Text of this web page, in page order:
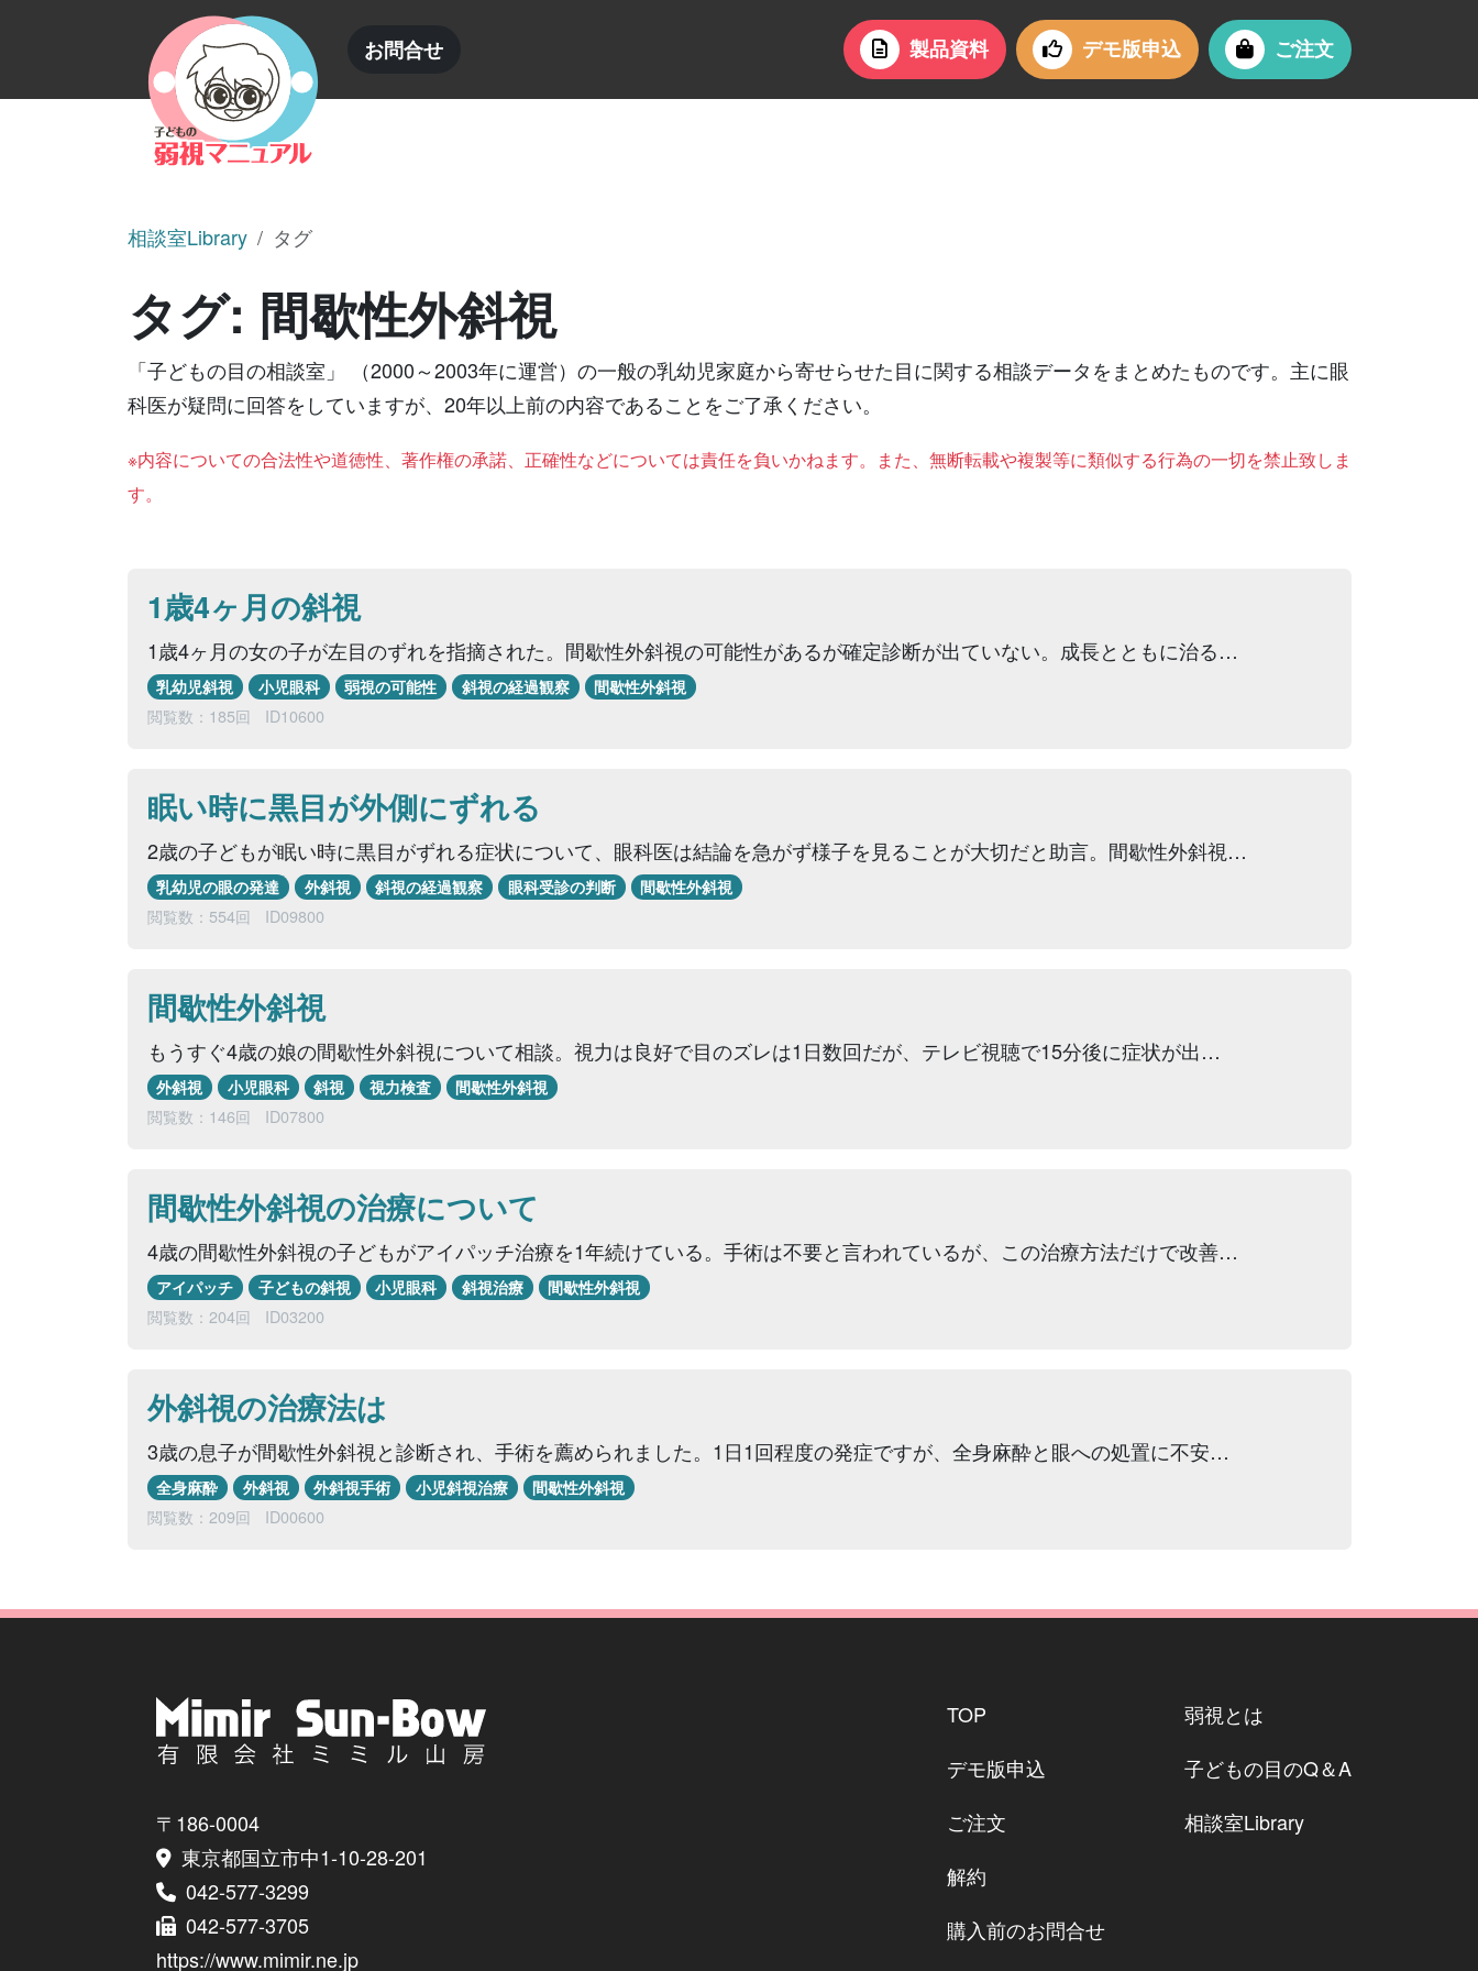
お問合せ
製品資料 デモ版申込 ご注文
相談室Library タグ
タグ: 間歇性外斜視
「子どもの目の相談室」 （2000～2003年に運営）の一般の乳幼児家庭から寄せらせた目に関する相談データをまとめたものです。主に眼
科医が疑問に回答をしていますが、20年以上前の内容であることをご了承ください。
※内容についての合法性や道徳性、著作権の承諾、正確性などについては責任を負いかねます。また、無断転載や複製等に類似する行為の一切を禁止致しま
す。
1歳4ヶ月の斜視
1歳4ヶ月の女の子が左目のずれを指摘された。間歇性外斜視の可能性があるが確定診断が出ていない。成長とともに治る…
乳幼児斜視 小児眼科 弱視の可能性 斜視の経過観察 間歇性外斜視
閲覧数：185回 ID10600
眠い時に黒目が外側にずれる
2歳の子どもが眠い時に黒目がずれる症状について、眼科医は結論を急がず様子を見ることが大切だと助言。間歇性外斜視…
乳幼児の眼の発達 外斜視 斜視の経過観察 眼科受診の判断 間歇性外斜視
閲覧数：554回 ID09800
間歇性外斜視
もうすぐ4歳の娘の間歇性外斜視について相談。視力は良好で目のズレは1日数回だが、テレビ視聴で15分後に症状が出…
外斜視 小児眼科 斜視 視力検査 間歇性外斜視
閲覧数：146回 ID07800
間歇性外斜視の治療について
4歳の間歇性外斜視の子どもがアイパッチ治療を1年続けている。手術は不要と言われているが、この治療方法だけで改善…
アイパッチ 子どもの斜視 小児眼科 斜視治療 間歇性外斜視
閲覧数：204回 ID03200
外斜視の治療法は
3歳の息子が間歇性外斜視と診断され、手術を薦められました。1日1回程度の発症ですが、全身麻酔と眼への処置に不安…
全身麻酔 外斜視 外斜視手術 小児斜視治療 間歇性外斜視
閲覧数：209回 ID00600
〒186-0004
東京都国立市中1-10-28-201
042-577-3299
042-577-3705
https://www.mimir.ne.jp
TOP
デモ版申込
ご注文
解約
購入前のお問合せ
弱視とは
子どもの目のQ＆A
相談室Library